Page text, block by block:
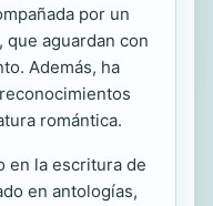
por un
aguardan con
Además, ha
romántica.
en la escritura de
en antologías,